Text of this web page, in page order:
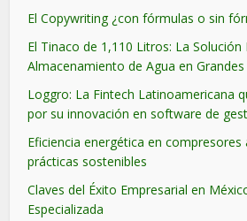
El Copywriting ¿con fórmulas o sin
El Tinaco de 1,110 Litros: La Solución
Almacenamiento de Agua en
Loggro: La Fintech Latinoamericana
por su innovación en software de
Eficiencia energética en compresores
prácticas sostenibles
Claves del Éxito Empresarial en
Especializada